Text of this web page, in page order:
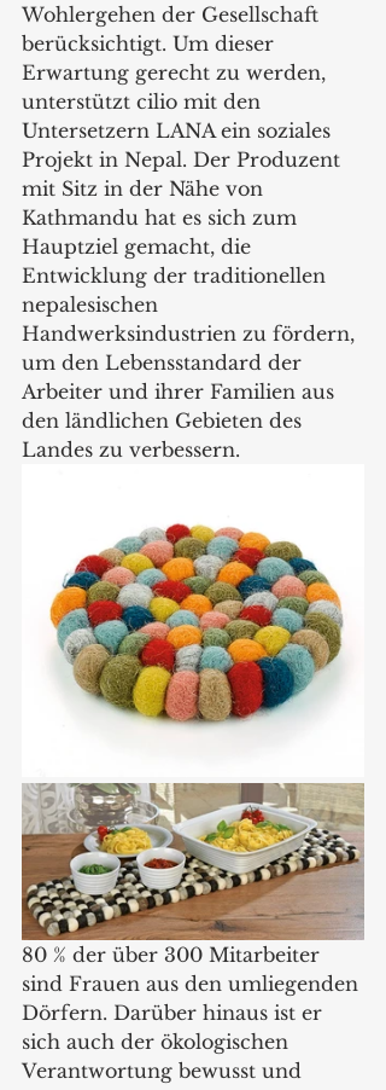
Wohlergehen der Gesellschaft
berücksichtigt. Um dieser
Erwartung gerecht zu werden,
unterstützt cilio mit den
Untersetzern LANA ein soziales
Projekt in Nepal. Der Produzent
mit Sitz in der Nähe von
Kathmandu hat es sich zum
Hauptziel gemacht, die
Entwicklung der traditionellen
nepalesischen
Handwerksindustrien zu fördern,
um den Lebensstandard der
Arbeiter und ihrer Familien aus
den ländlichen Gebieten des
Landes zu verbessern.
80 % der über 300 Mitarbeiter
sind Frauen aus den umliegenden
Dörfern. Darüber hinaus ist er
sich auch der ökologischen
Verantwortung bewusst und